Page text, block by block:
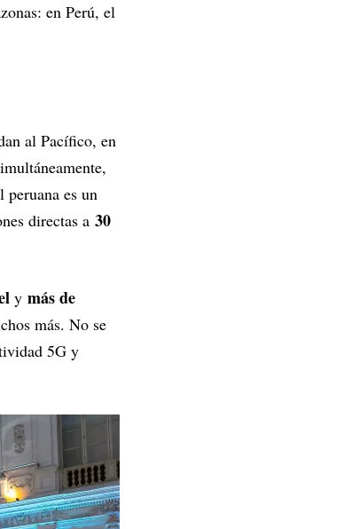
en Perú, el
al Pacífico, en
es un
directas a 30
y más de
más. No se
5G y